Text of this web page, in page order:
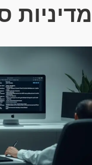
מדיניות